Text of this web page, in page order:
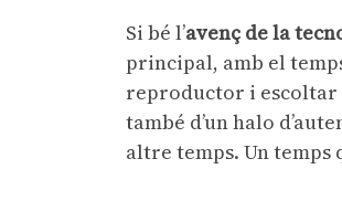
Si bé l’avenç de la
principal, amb el
reproductor i escoltar
també d’un halo
altre temps. Un temps